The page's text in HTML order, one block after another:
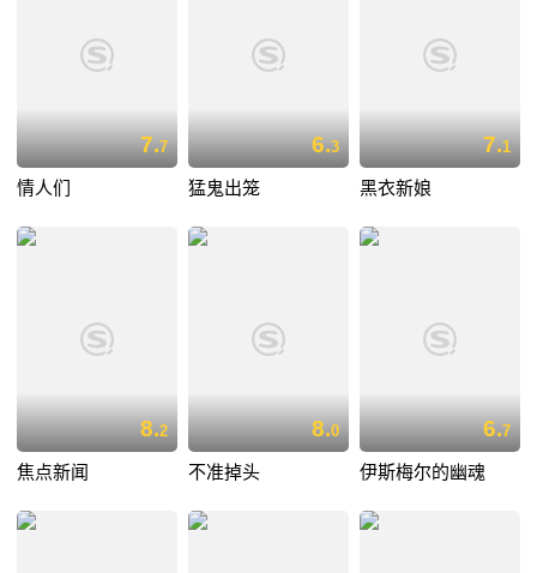
7.7
情人们
6.3
猛鬼出笼
7.1
黑衣新娘
8.2
焦点新闻
8.0
不准掉头
6.7
伊斯梅尔的幽魂